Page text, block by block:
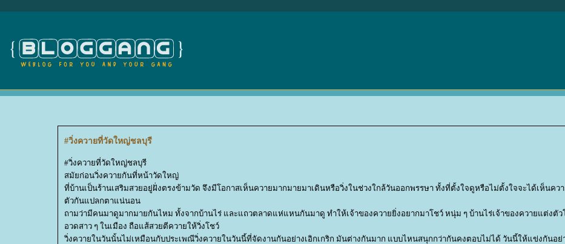
#วิ่งควายที่วัดใหญ่ชลบุรี
#วิ่งควายที่วัดใหญ่ชลบุรี
สมัยก่อนวิ่งควายกันที่หน้าวัดใหญ่
ที่บ้านเป็นร้านเสริมสวยอยู่ฝั่งตรงข้ามวัด จึงมีโอกาสเห็นควายมากมายมาเดินหรือวิ่งในช่วงใกล้วันออกพรรษา ทั้งที่ตั้งใจดูหรือไม่ตั้งใจจะได้เห็นคว
ตัวกันแปลกตาแน่นอน
ถามว่ามีคนมาดูมากมายกันไหม ทั้งจากบ้านไร่ และแถวตลาดแห่แหนกันมาดู ทำให้เจ้าของควายยิ่งอยากมาโชว์ หนุ่ม ๆ บ้านไร่เจ้าของควายแต่งตัว
อวดสาว ๆ ในเมือง ถือแส้สวยตีควายให้วิ่งโชว์
วิ่งควายในวันนั้นไม่เหมือนกับประเพณีวิ่งควายในวันนี้ที่จัดงานกันอย่างเอิกเกริก มันต่างกันมาก แบบไหนสนุกกว่ากันคงตอบไม่ได้ วันนี้ให้แข่งกันอย่